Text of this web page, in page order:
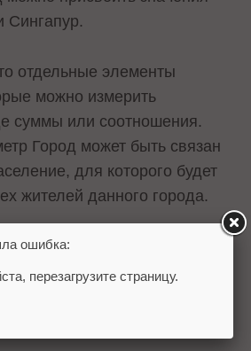
Сингапур.
отдельные элементы
можно измерить
суммы или соотношения.
Город может быть связан
для которого будет
жителей данного города.
ошибка:
перезагрузите страницу.